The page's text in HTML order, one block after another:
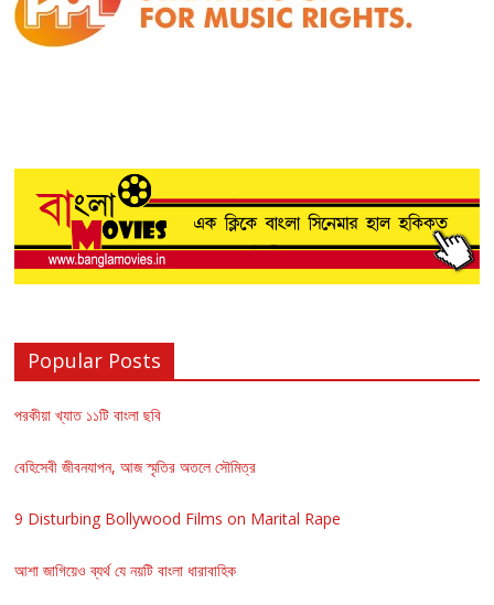
Popular Posts
পরকীয়া খ্যাত ১১টি বাংলা ছবি
বেহিসেবী জীবনযাপন, আজ স্মৃতির অতলে সৌমিত্র
9 Disturbing Bollywood Films on Marital Rape
আশা জাগিয়েও ব্যর্থ যে নয়টি বাংলা ধারাবাহিক